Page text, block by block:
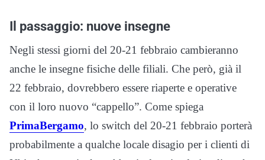
Il passaggio: nuove insegne
Negli stessi giorni del 20-21 febbraio cambieranno
anche le insegne fisiche delle filiali. Che però, già il
22 febbraio, dovrebbero essere riaperte e operative
con il loro nuovo “cappello”. Come spiega
PrimaBergamo, lo switch del 20-21 febbraio porterà
probabilmente a qualche locale disagio per i clienti di